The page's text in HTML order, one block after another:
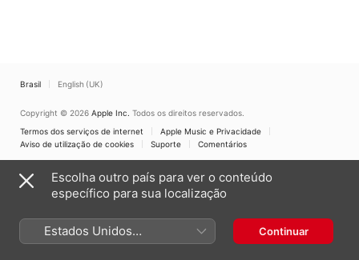
Brasil English (UK)
Copyright © 2026 Apple Inc. Todos os direitos reservados.
Termos dos serviços de internet
Apple Music e Privacidade
Aviso de utilização de cookies
Suporte Comentários
Escolha outro país para ver o conteúdo
específico para sua localização
Estados Unidos
(Português Brasil)
Continuar